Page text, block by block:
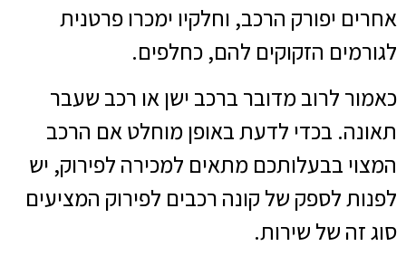
אחרים יפורק הרכב, וחלקיו ימכרו פרטנית
לגורמים הזקוקים להם, כחלפים.
כאמור לרוב מדובר ברכב ישן או רכב שעבר
תאונה. בכדי לדעת באופן מוחלט אם הרכב
המצוי בבעלותכם מתאים למכירה לפירוק, יש
לפנות לספק של קונה רכבים לפירוק המציעים
סוג זה של שירות.